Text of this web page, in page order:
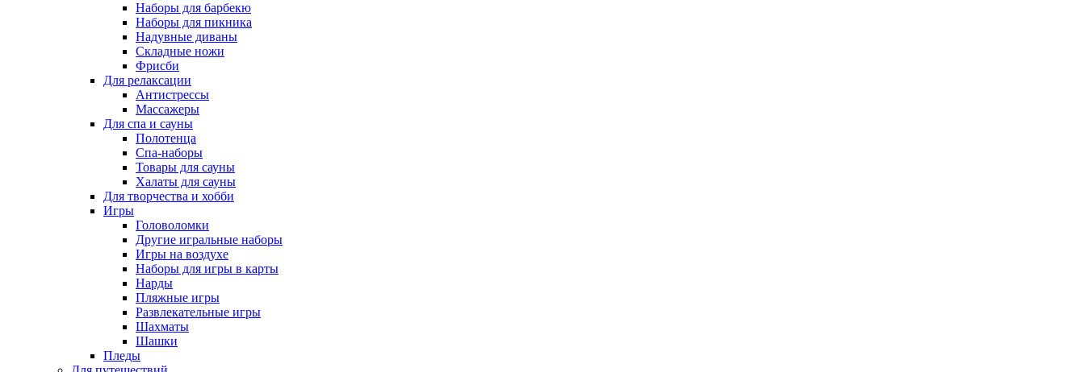
Наборы для барбекю
Наборы для пикника
Надувные диваны
Складные ножи
Фрисби
Для релаксации
Антистрессы
Массажеры
Для спа и сауны
Полотенца
Спа-наборы
Товары для сауны
Халаты для сауны
Для творчества и хобби
Игры
Головоломки
Другие игральные наборы
Игры на воздухе
Наборы для игры в карты
Нарды
Пляжные игры
Развлекательные игры
Шахматы
Шашки
Пледы